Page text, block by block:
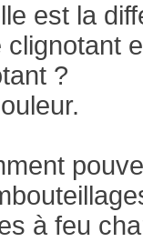
est la
clignotant
?
à feu